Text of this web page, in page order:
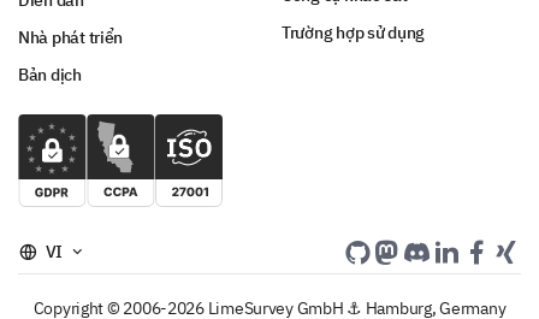
Nhà phát triển
Bản dịch
Trường hợp sử dụng
VI
Copyright © 2006-2026 LimeSurvey GmbH ⚓ Hamburg, Germany